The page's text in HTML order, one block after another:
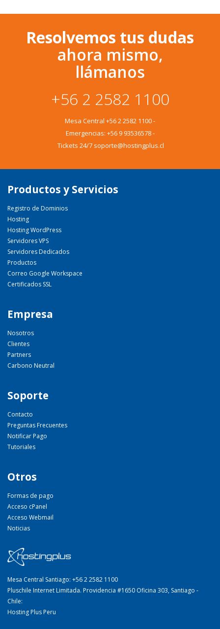
Resolvemos tus dudas
ahora mismo,
llámanos
+56 2 2582 1100
Mesa Central +56 2 2582 1100-
Emergencias: +56 9 93536578-
Tickets 24/7 soporte@hostingplus.cl
Productos y Servicios
Registro de Dominios
Hosting
Hosting WordPress
Servidores VPS
Servidores Dedicados
Productos
Correo Google Workspace
Certificados SSL
Empresa
Nosotros
Clientes
Partners
Carbono Neutral
Soporte
Contacto
Preguntas Frecuentes
Notificar Pago
Tutoriales
Otros
Formas de pago
Acceso cPanel
Acceso Webmail
Noticias
Mesa Central Santiago: +56 2 2582 1100
Pluschile Internet Limitada. Providencia #1650 Oficina 303, Santiago -
Chile:
Hosting Plus Peru